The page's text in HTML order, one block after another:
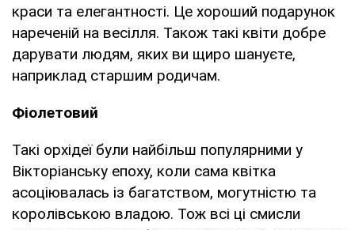
краси та елегантності. Це хороший подарунок
нареченій на весілля. Також такі квіти добре
дарувати людям, яких ви щиро шануєте,
наприклад старшим родичам.
Фіолетовий
Такі орхідеї були найбільш популярними у
Вікторіанську епоху, коли сама квітка
асоціювалась із багатством, могутністю та
королівською владою. Тож всі ці смисли